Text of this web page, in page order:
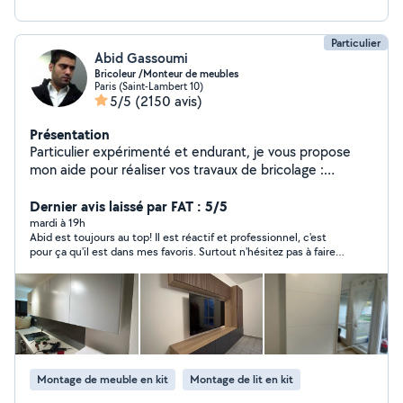
PROFIL DANS LA RUBRIQUE « Photos » Métier :
Particulier
Abid Gassoumi
Bricoleur /Monteur de meubles
Paris (Saint-Lambert 10)
5/5 (2150 avis)
Présentation
Particulier expérimenté et endurant, je vous propose
mon aide pour réaliser vos travaux de bricolage :
tout type de meubles. Installation de lustres, luminaires,
rideaux et tringles. Je procède également au
changement et à l'installation de prises électriques, de
chauffages, de gazinières, de fours, de stores
électriques, ainsi que la fixation murale de tout type de
télés. J'effectue aussi le changement et la réparation de
tout type de serrures, de poignets de portes et de
fenêtres. Il est en outre possible de procéder au
changement et à l'installation de tout type de
robinetterie, de systèmes de douche avec leurs
annexes, ainsi que le changement de joints. Je dispose
Dernier avis laissé par FAT : 5/5
mardi à 19h
Abid est toujours au top! Il est réactif et professionnel, c'est
pour ça qu'il est dans mes favoris. Surtout n'hésitez pas à faire
Montage de meuble en kit Montage de lit en kit